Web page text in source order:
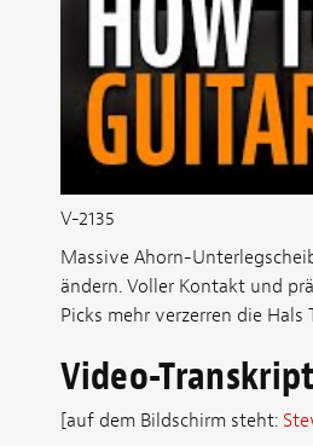
V-2135
Massive Ahorn-
ändern. Voller Kontakt und
Picks mehr verzerren die Hals
Video-
[auf dem Bildschirm steht: